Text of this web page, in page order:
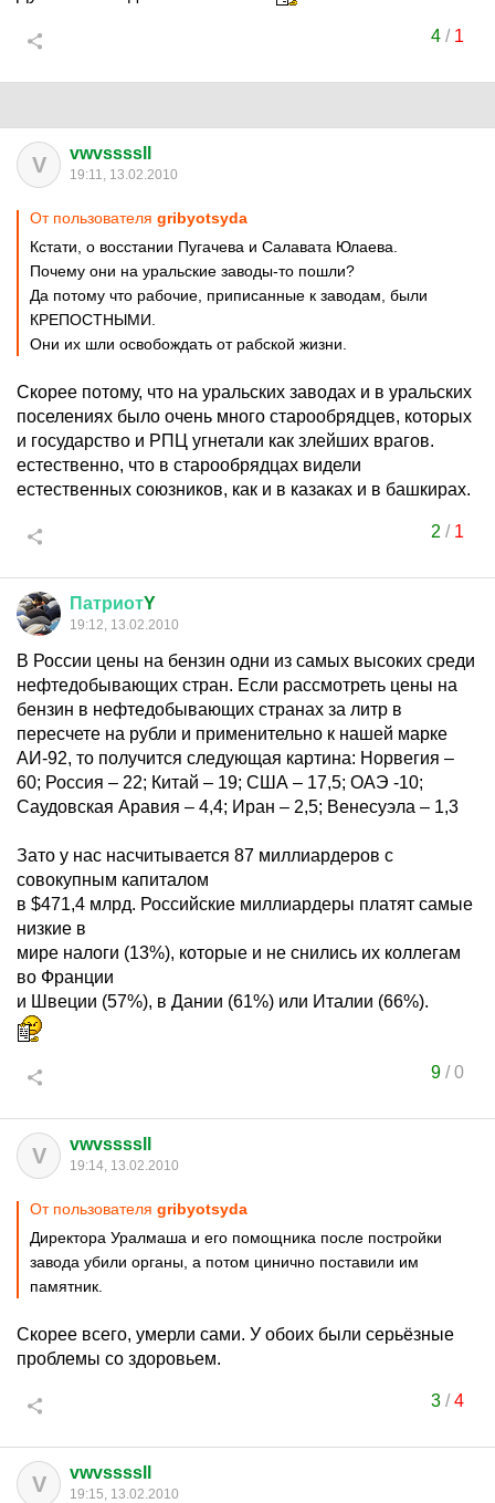
4/ 1
V vwvssssll
19:11, 13.02.2010
От пользователя gribyotsyda
Кстати, о восстании Пугачева и Салавата Юлаева.
Почему они на уральские заводы-то пошли?
Да потому что рабочие, приписанные к заводам, были
КРЕПОСТНЫМИ.
Они их шли освобождать от рабской жизни.
Скорее потому, что на уральских заводах и в уральских
поселениях было очень много старообрядцев, которых
и государство и РПЦ угнетали как злейших врагов.
естественно, что в старообрядцах видели
естественных союзников, как и в казаках и в башкирах.
2 / 1
ПатриотY
19:12, 13.02.2010
В России цены на бензин одни из самых высоких среди
нефтедобывающих стран. Если рассмотреть цены на
бензин в нефтедобывающих странах за литр в
пересчете на рубли и применительно к нашей марке
АИ-92, то получится следующая картина: Норвегия –
60; Россия – 22; Китай – 19; США – 17,5; ОАЭ -10;
Саудовская Аравия – 4,4; Иран – 2,5; Венесуэла – 1,3
Зато у нас насчитывается 87 миллиардеров с
совокупным капиталом
в $471,4 млрд. Российские миллиардеры платят самые
низкие в
мире налоги (13%), которые и не снились их коллегам
во Франции
и Швеции (57%), в Дании (61%) или Италии (66%).
9/0
V vwvssssll
19:14, 13.02.2010
От пользователя gribyotsyda
Директора Уралмаша и его помощника после постройки
завода убили органы, а потом цинично поставили им
памятник.
Скорее всего, умерли сами. У обоих были серьёзные
проблемы со здоровьем.
3/4
V vwvssssll
19:15, 13.02.2010